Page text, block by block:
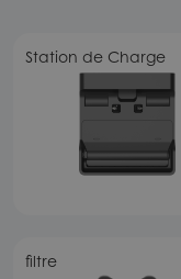
Station de Charge
filtre